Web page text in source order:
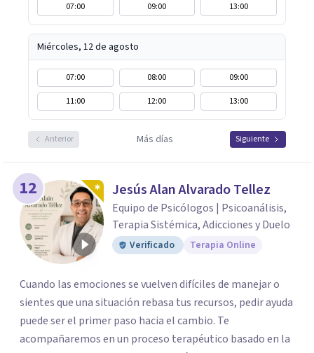
07:00 09:00 13:00
Miércoles, 12 de agosto
07:00 08:00
09:00
11:00
12:00 13:00
Anterior Más días Siguiente
12 Jesús Alan Alvarado Tellez
Equipo de Psicólogos | Psicoanálisis,
Terapia Sistémica, Adicciones y Duelo
Verificado Terapia Online
Cuando las emociones se vuelven difíciles de manejar o
sientes que una situación rebasa tus recursos, pedir ayuda
puede ser el primer paso hacia el cambio. Te
acompañaremos en un proceso terapéutico basado en la